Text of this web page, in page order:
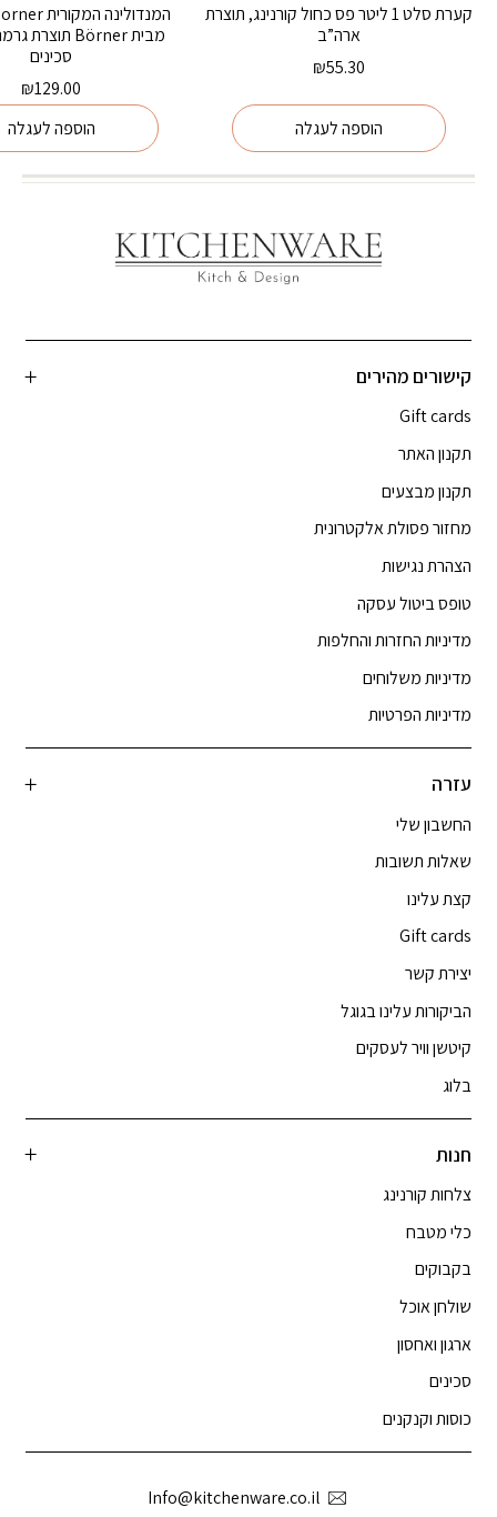
קערת סלט 1 ליטר פס כחול קורנינג, תוצרת
ארה”ב
₪55.30
הוספה לעגלה
סכינים
₪129.00
הוספה לעגלה
קישורים מהירים
Gift cards
תקנון האתר
תקנון מבצעים
מחזור פסולת אלקטרונית
הצהרת נגישות
טופס ביטול עסקה
מדיניות החזרות והחלפות
מדיניות משלוחים
מדיניות הפרטיות
עזרה
החשבון שלי
שאלות תשובות
קצת עלינו
Gift cards
יצירת קשר
הביקורות עלינו בגוגל
קיטשן וויר לעסקים
בלוג
חנות
צלחות קורנינג
כלי מטבח
בקבוקים
שולחן אוכל
ארגון ואחסון
סכינים
כוסות וקנקנים
Info@kitchenware.co.il